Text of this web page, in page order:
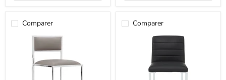
Comparer Comparer